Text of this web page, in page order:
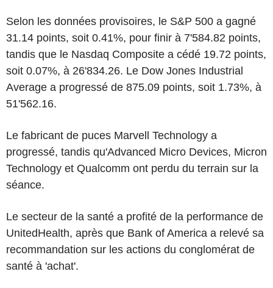
Selon les données provisoires, le S&P 500 a gagné
31.14 points, soit 0.41%, pour finir à 7'584.82 points,
tandis que le Nasdaq Composite a cédé 19.72 points,
soit 0.07%, à 26'834.26. Le Dow Jones Industrial
Average a progressé de 875.09 points, soit 1.73%, à
51'562.16.
Le fabricant de puces Marvell Technology a
progressé, tandis qu'Advanced Micro Devices, Micron
Technology et Qualcomm ont perdu du terrain sur la
séance.
Le secteur de la santé a profité de la performance de
UnitedHealth, après que Bank of America a relevé sa
recommandation sur les actions du conglomérat de
santé à 'achat'.